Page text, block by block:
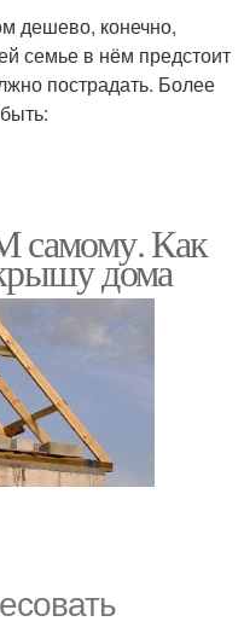
дешево, конечно,
семье в нём предстоит
пострадать. Более
самому. Как
дома